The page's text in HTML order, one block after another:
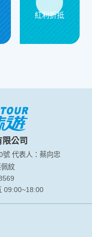
紅利折抵
公司
號 代表人：蔡向忠
紋
09:00~18:00